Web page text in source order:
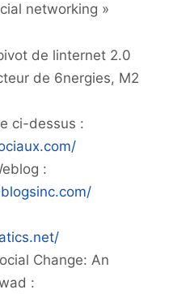
networking »
de linternet 2.0
de 6nergies, M2
ci-dessus :
:
Change: An
: